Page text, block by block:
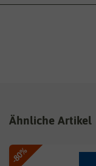
Ähnliche Artikel
-80%